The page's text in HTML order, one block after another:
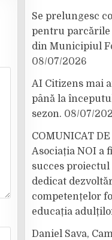
Se prelungesc
pentru
din Municipiul
08/07/2026
AI Citizens mai
până la
sezon. 08/07/
COMUNICAT DE
Asociația NOI a
succes proiectul
dedicat
competențelor
educația
Daniel Sava,